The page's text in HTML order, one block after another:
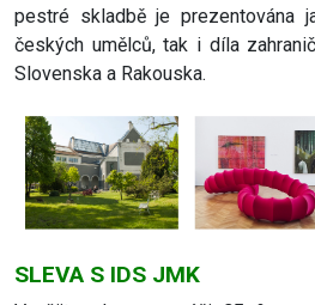
pestré skladbě je prezentována
českých umělců, tak i díla
Slovenska a Rakouska.
SLEVA S IDS JMK